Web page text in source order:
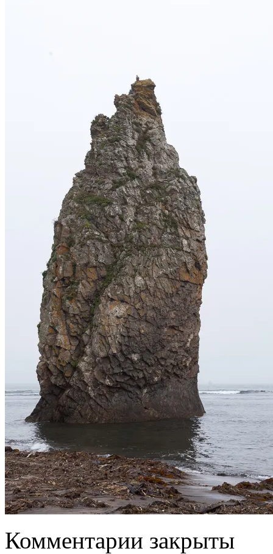
Комментарии закрыты